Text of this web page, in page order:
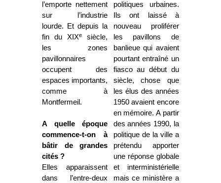
l’emporte nettement
sur l’industrie
lourde. Et depuis la
fin du XIXe
siècle,
les zones
pavillonnaires
occupent des
espaces importants,
comme à
Montfermeil.
A quelle époque
commence-t-on à
bâtir de grandes
cités ?
Elles apparaissent
dans l’entre-deux
politiques urbaines.
Ils ont laissé à
nouveau proliférer
les pavillons de
banlieue qui avaient
pourtant entraîné un
fiasco au début du
siècle, chose que
les élus des années
1950 avaient encore
en mémoire. A partir
des années 1990, la
politique de la ville a
prétendu apporter
une réponse globale
et interministérielle
mais ce ministère a